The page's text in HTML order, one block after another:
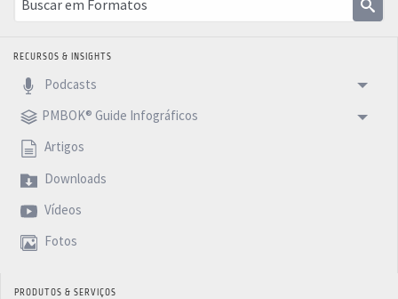
RECURSOS & INSIGHTS
Podcasts
PMBOK® Guide Infográficos
Artigos
Downloads
Vídeos
Fotos
PRODUTOS & SERVIÇOS